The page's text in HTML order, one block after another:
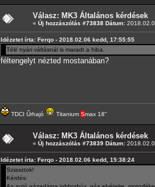
Válasz: MK3 Általános kérdések
« Új hozzászólás #73838 Dátum:
Idézetet írta: Ferqo - 2018.02.06 kedd, 17:55:55
Téli/ nyári váltásnál is maradt a hiba.
féltengelyt nézted mostanában?
TDCI Űrhajó Titanium Smax 18"
Válasz: MK3 Általános kérdések
« Új hozzászólás #73839 Dátum:
Idézetet írta: Ferqo - 2018.02.06 kedd, 15:38:24
Sziasztok!
Kérdés: